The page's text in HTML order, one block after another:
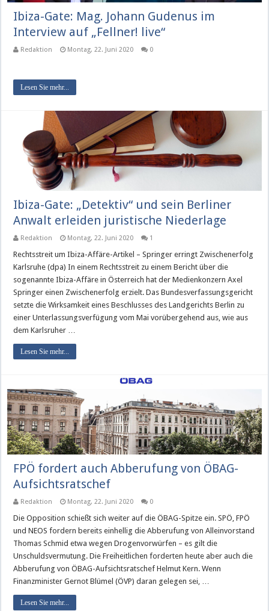
Ibiza-Gate: Mag. Johann Gudenus im
Interview auf „Fellner! live“
Redaktion Montag, 22. Juni 2020 0
Lesen Sie mehr...
Ibiza-Gate: „Detektiv“ und sein Berliner
Anwalt erleiden juristische Niederlage
Redaktion Montag, 22. Juni 2020 1
Rechtsstreit um Ibiza-Affäre-Artikel – Springer erringt Zwischenerfolg
Karlsruhe (dpa) In einem Rechtsstreit zu einem Bericht über die
sogenannte Ibiza-Affäre in Österreich hat der Medienkonzern Axel
Springer einen Zwischenerfolg erzielt. Das Bundesverfassungsgericht
setzte die Wirksamkeit eines Beschlusses des Landgerichts Berlin zu
einer Unterlassungsverfügung vom Mai vorübergehend aus, wie aus
dem Karlsruher …
Lesen Sie mehr...
FPÖ fordert auch Abberufung von ÖBAG-
Aufsichtsratschef
Redaktion Montag, 22. Juni 2020 0
Die Opposition schießt sich weiter auf die ÖBAG-Spitze ein. SPÖ, FPÖ
und NEOS fordern bereits einhellig die Abberufung von Alleinvorstand
Thomas Schmid etwa wegen Drogenvorwürfen – es gilt die
Unschuldsvermutung. Die Freiheitlichen forderten heute aber auch die
Abberufung von ÖBAG-Aufsichtsratschef Helmut Kern. Wenn
Finanzminister Gernot Blümel (ÖVP) daran gelegen sei, …
Lesen Sie mehr...